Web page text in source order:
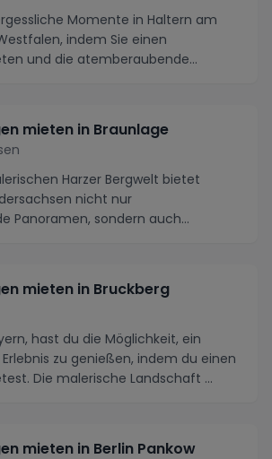
Momente in Haltern am
indem Sie einen
und die atemberaubende
mieten in Braunlage
Harzer Bergwelt bietet
nicht nur
Panoramen, sondern auch
mieten in Bruckberg
hast du die Möglichkeit, ein
zu genießen, indem du einen
Die malerische Landschaft ...
mieten in Berlin Pankow